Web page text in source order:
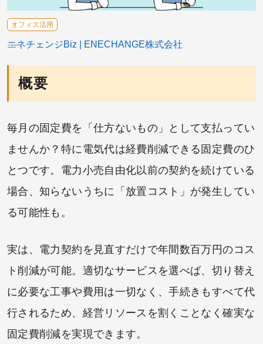
概要
毎月の固定費を「仕方ないもの」として支払ってい
ませんか？特に電気代は経費削減できる固定費のひ
とつです。電力小売自由化以前の契約を続けている
場合、知らないうちに「放置コスト」が発生してい
る可能性も。
実は、電力契約を見直すだけで年間数百万円のコス
ト削減が可能。適切なサービスを選べば、切り替え
に必要な工事や費用は一切なく、手続きもすべて代
行されるため、経営リソースを割くことなく確実な
固定費削減を実現できます。
オフィス活用
エネチェンジBiz ENECHANGE株式会社